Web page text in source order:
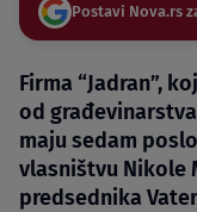
Postavi Nova.rs
Firma “Jadran”,
od
maju sedam
vlasništvu Nikole
predsednika